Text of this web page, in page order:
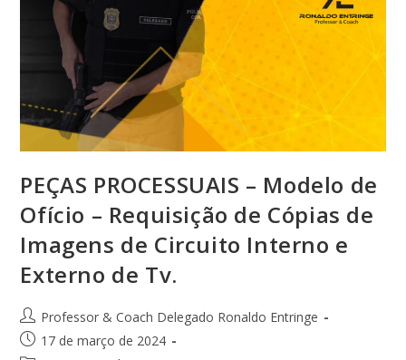
PEÇAS PROCESSUAIS – Modelo de
Ofício – Requisição de Cópias de
Imagens de Circuito Interno e
Externo de Tv.
Professor & Coach Delegado Ronaldo Entringe
17 de março de 2024